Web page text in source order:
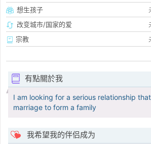
想生孩子
改变城市/国家的爱
宗教
有點關於我
I am looking for a serious relationship
marriage to form a family
我希望我的伴侣成为